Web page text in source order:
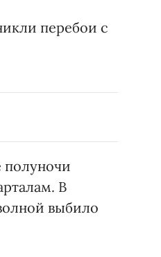
перебои с
полуночи
В
выбило